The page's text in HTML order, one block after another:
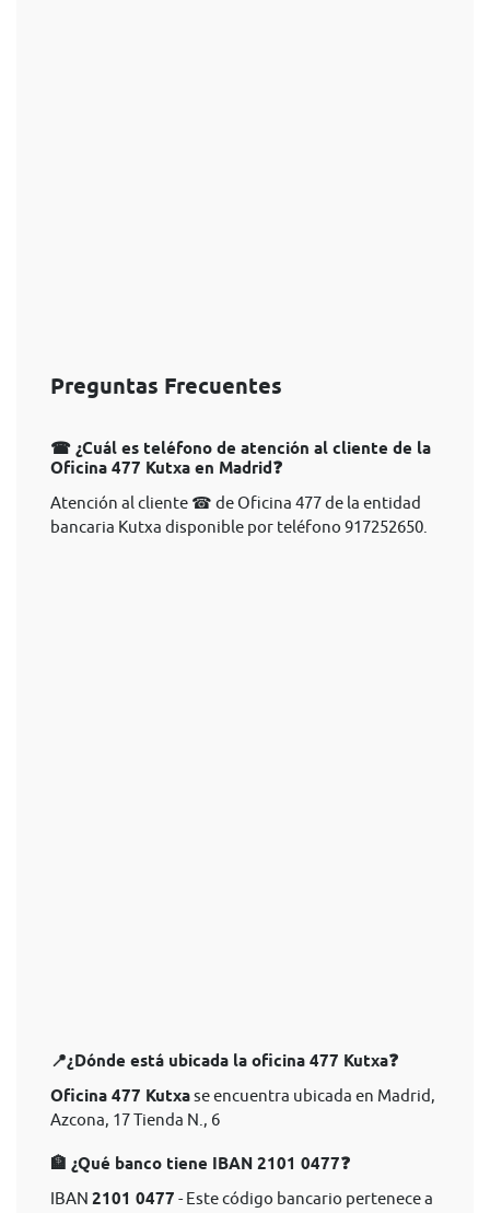
Preguntas Frecuentes
☎ ¿Cuál es teléfono de atención al cliente de la
Oficina 477 Kutxa en Madrid❓
Atención al cliente ☎ de Oficina 477 de la entidad
bancaria Kutxa disponible por teléfono 917252650.
📍¿Dónde está ubicada la oficina 477 Kutxa❓
Oficina 477 Kutxase encuentra ubicada en Madrid,
Azcona, 17 Tienda N., 6
🏦 ¿Qué banco tiene IBAN 2101 0477❓
IBAN 2101 0477 - Este código bancario pertenece a